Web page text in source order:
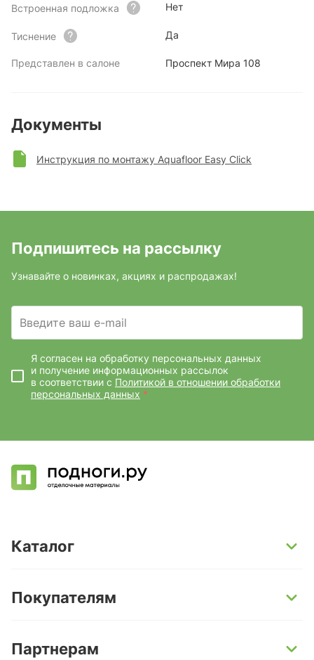
Встроенная подложка Нет
Тиснение Да
Представлен в салоне Проспект Мира 108
Документы
Инструкция по монтажу Aquafloor Easy Click
Подпишитесь на рассылку
Узнавайте о новинках, акциях и распродажах!
Введите ваш e-mail
Я согласен на обработку персональных данных
и получение информационных рассылок
в соответствии с Политикой в отношении обработки
персональных данных *
Каталог
Кварц-винил и LVT-плитка
Ламинат
Покупателям
Условия доставки
Партнерам